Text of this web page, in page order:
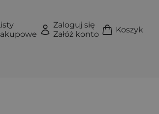
Zaloguj się
Załóż konto
Koszyk